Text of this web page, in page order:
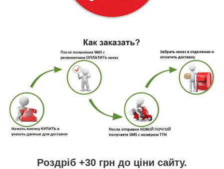
Роздріб +30 грн до ціни сайту.